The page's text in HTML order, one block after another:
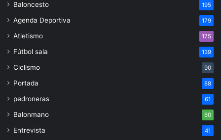
Baloncesto 195
Agenda Deportiva 179
Atletismo 175
Fútbol sala 139
Ciclismo 90
Portada 88
pedroneras 61
Balonmano 60
Entrevista 41